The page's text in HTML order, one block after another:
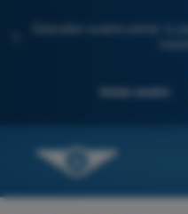
Descubre nuestro portal: tu
Iniciar sesión